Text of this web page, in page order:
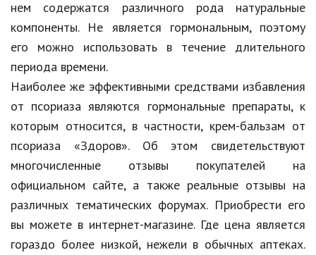
нем содержатся различного рода натуральные
компоненты. Не является гормональным, поэтому
его можно использовать в течение длительного
периода времени.
Наиболее же эффективными средствами избавления
от псориаза являются гормональные препараты, к
которым относится, в частности, крем-бальзам от
псориаза «Здоров». Об этом свидетельствуют
многочисленные отзывы покупателей на
официальном сайте, а также реальные отзывы на
различных тематических форумах. Приобрести его
вы можете в интернет-магазине. Где цена является
гораздо более низкой, нежели в обычных аптеках.